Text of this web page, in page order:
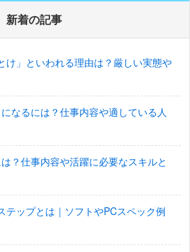
新着の記事
け」といわれる理由は？厳しい実態や
なるには？仕事内容や適している人
？仕事内容や活躍に必要なスキルと
テップとは｜ソフトやPCスペック例